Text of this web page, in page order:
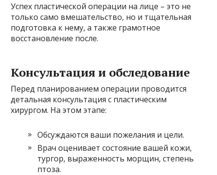
Успех пластической операции на лице – это не
только само вмешательство, но и тщательная
подготовка к нему, а также грамотное
восстановление после.
Консультация и обследование
Перед планированием операции проводится
детальная консультация с пластическим
хирургом. На этом этапе:
Обсуждаются ваши пожелания и цели.
Врач оценивает состояние вашей кожи,
тургор, выраженность морщин, степень
птоза.